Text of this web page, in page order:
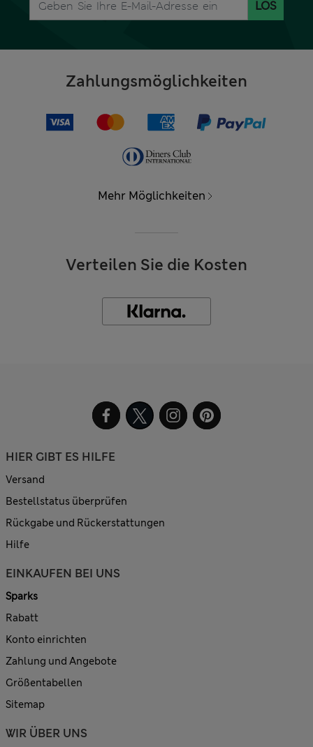
LOS
Zahlungsmöglichkeiten
Mehr Möglichkeiten
Verteilen Sie die Kosten
HIER GIBT ES HILFE
Versand
Bestellstatus überprüfen
Rückgabe und Rückerstattungen
Hilfe
EINKAUFEN BEI UNS
Sparks
Rabatt
Konto einrichten
Zahlung und Angebote
Größentabellen
Sitemap
WIR ÜBER UNS